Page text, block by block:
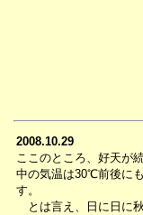
2008.10.29
ここのところ、好天が
中の気温は30℃前後に
す。
とは言え、日に日に